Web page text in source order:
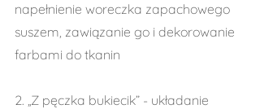
napełnienie woreczka zapachowego
suszem, zawiązanie go i dekorowanie
farbami do tkanin
2. „Z pęczka bukiecik” - układanie